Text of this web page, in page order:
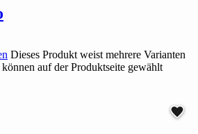
Dieses Produkt weist mehrere Varianten
auf der Produktseite gewählt